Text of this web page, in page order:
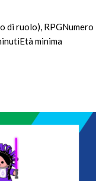
di ruolo), RPGNumero
minima